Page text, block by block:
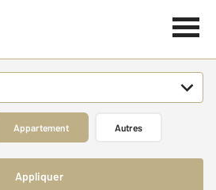
Appartement Autres
Appliquer